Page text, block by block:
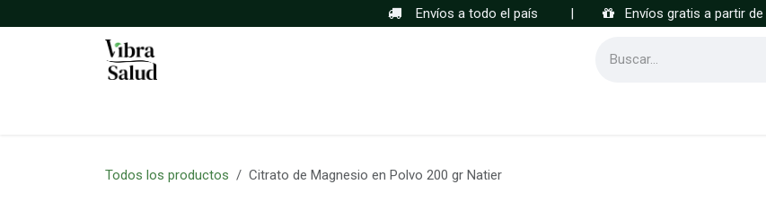
Envíos a todo el país | Envíos gratis a partir de
Todos los productos Citrato de Magnesio en Polvo 200 gr Natier